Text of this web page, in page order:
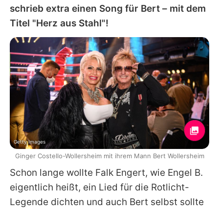
schrieb extra einen Song für Bert – mit dem
Titel "Herz aus Stahl"!
Schon lange wollte Falk Engert, wie Engel B.
eigentlich heißt, ein Lied für die Rotlicht-
Legende dichten und auch Bert selbst sollte
Getty Images
Ginger Costello-Wollersheim mit ihrem Mann Bert Wollersheim